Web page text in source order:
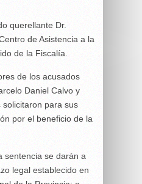
querellante Dr.
de Asistencia a la
de la Fiscalía.
de los acusados
Daniel Calvo y
solicitaron para sus
por el beneficio de la
sentencia se darán a
legal establecido en